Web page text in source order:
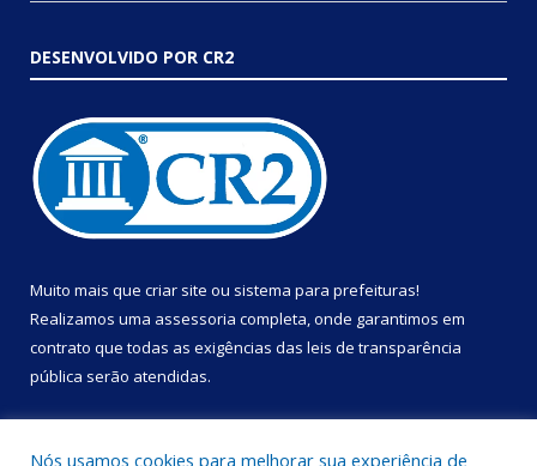
DESENVOLVIDO POR CR2
Muito mais que criar site ou sistema para prefeituras!
Realizamos uma assessoria completa, onde garantimos em
contrato que todas as exigências das leis de transparência
pública serão atendidas.
Nós usamos cookies para melhorar sua experiência de